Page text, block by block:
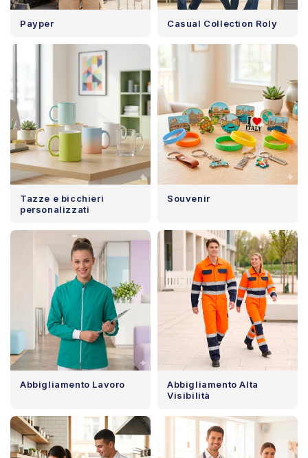
Payper Casual Collection Roly
Tazze e bicchieri
personalizzati
Souvenir
Abbigliamento Lavoro
Abbigliamento Alta
Visibilità